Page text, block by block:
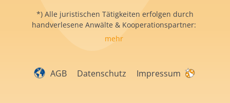
*) Alle juristischen Tätigkeiten erfolgen durch
handverlesene Anwälte & Kooperationspartner:
mehr
AGB Datenschutz Impressum